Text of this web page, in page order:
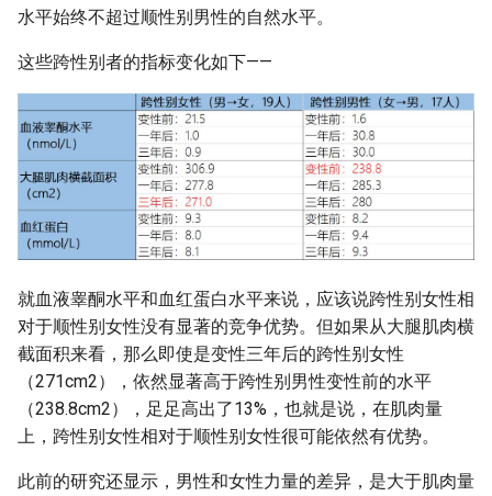
水平始终不超过顺性别男性的自然水平。
这些跨性别者的指标变化如下——
就血液睾酮水平和血红蛋白水平来说，应该说跨性别女性相
对于顺性别女性没有显著的竞争优势。但如果从大腿肌肉横
截面积来看，那么即使是变性三年后的跨性别女性
（271cm2），依然显著高于跨性别男性变性前的水平
（238.8cm2），足足高出了13%，也就是说，在肌肉量
上，跨性别女性相对于顺性别女性很可能依然有优势。
此前的研究还显示，男性和女性力量的差异，是大于肌肉量